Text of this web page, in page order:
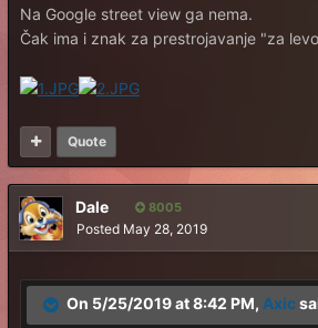
Na Google street view ga nema.
Čak ima i znak za prestrojavanje "za
Quote
Dale 8005
Posted May 28, 2019
On 5/25/2019 at 8:42 PM, Axic